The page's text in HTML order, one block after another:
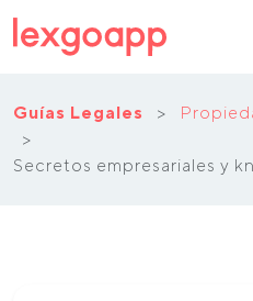
Guías Legales >
>
Secretos empresariales y